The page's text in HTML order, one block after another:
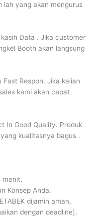
lah yang akan mengurus
Data . Jika customer
Booth akan langsung
Fast Respon. Jika kalian
kami akan cepat
In Good Quality. Produk
kualitasnya bagus .
menit,
Konsep Anda,
dijamin aman,
dengan deadline),